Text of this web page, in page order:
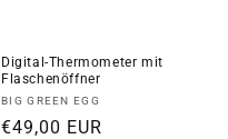
Digital-Thermometer mit
Flaschenöffner
Anbieter:
BIG GREEN EGG
Normaler
€49,00 EUR